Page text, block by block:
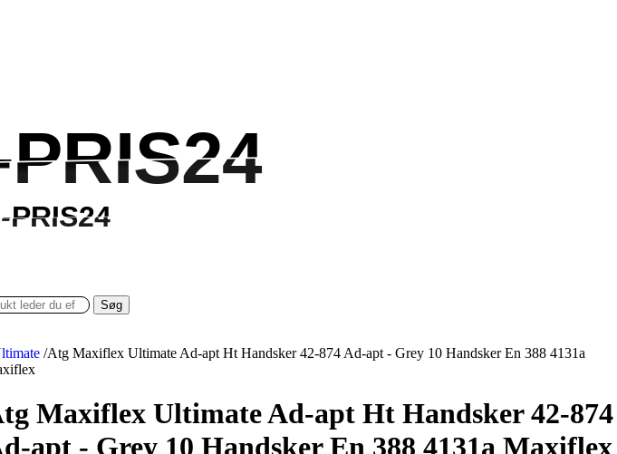
PRIS24
PRIS24
Søg
/Atg Maxiflex Ultimate Ad-apt Ht Handsker 42-874 Ad-apt - Grey 10 Handsker En 388 4131a
Maxiflex Ultimate Ad-apt Ht Handsker 42-874
apt - Grey 10 Handsker En 388 4131a Maxiflex